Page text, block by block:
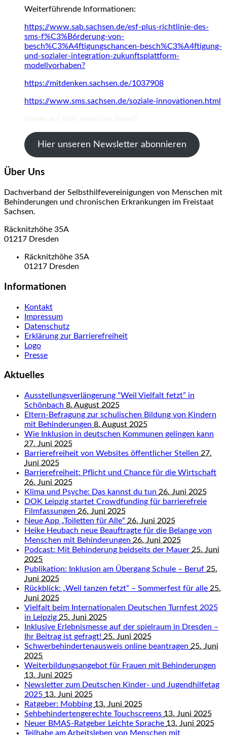
Weiterführende Informationen:
https://www.sab.sachsen.de/esf-plus-richtlinie-des-
sms-f%C3%B6rderung-von-
besch%C3%A4ftigungschancen-besch%C3%A4ftigung-
und-sozialer-integration-zukunftsplattform-
modellvorhaben?
https://mitdenken.sachsen.de/1037908
https://www.sms.sachsen.de/soziale-innovationen.html
Hier unseren Newsletter abonnieren
Über Uns
Dachverband der Selbsthilfevereinigungen von Menschen mit
Behinderungen und chronischen Erkrankungen im Freistaat
Sachsen.
Räcknitzhöhe 35A
01217 Dresden
Räcknitzhöhe 35A
01217 Dresden
Informationen
Kontakt
Impressum
Datenschutz
Erklärung zur Barrierefreiheit
Logo
Presse
Aktuelles
Ausstellungsverlängerung “Weil Vielfalt fetzt” in
Schönbach 8. August 2025
Eltern-Befragung zur schulischen Bildung von Kindern
mit Behinderungen 8. August 2025
Wie Inklusion in deutschen Kommunen gelingen kann
27. Juni 2025
Barrierefreiheit von Websites öffentlicher Stellen 27.
Juni 2025
Barrierefreiheit: Pflicht und Chance für die Wirtschaft
26. Juni 2025
Klima und Psyche: Das kannst du tun 26. Juni 2025
DOK Leipzig startet Crowdfunding für barrierefreie
Filmfassungen 26. Juni 2025
Neue App „Toiletten für Alle“ 26. Juni 2025
Heike Heubach neue Beauftragte für die Belange von
Menschen mit Behinderungen 26. Juni 2025
Podcast: Mit Behinderung beidseits der Mauer 25. Juni
2025
Publikation: Inklusion am Übergang Schule – Beruf 25.
Juni 2025
Rückblick: „Weil tanzen fetzt“ – Sommerfest für alle 25.
Juni 2025
Vielfalt beim Internationalen Deutschen Turnfest 2025
in Leipzig 25. Juni 2025
Inklusive Erlebnismesse auf der spielraum in Dresden –
Ihr Beitrag ist gefragt! 25. Juni 2025
Schwerbehindertenausweis online beantragen 25. Juni
2025
Weiterbildungsangebot für Frauen mit Behinderungen
13. Juni 2025
Newsletter zum Deutschen Kinder- und Jugendhilfetag
2025 13. Juni 2025
Ratgeber: Mobbing 13. Juni 2025
Sehbehindertengerechte Touchscreens 13. Juni 2025
Neuer BMAS-Ratgeber Leichte Sprache 13. Juni 2025
Teilhabe am Arbeitsleben von Menschen mit